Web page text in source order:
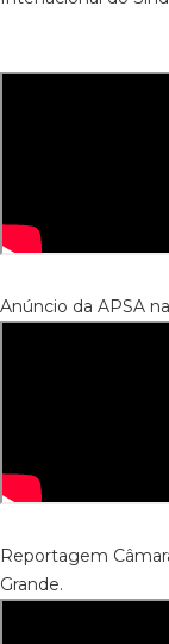
Anúncio da APSA
Reportagem
Grande.